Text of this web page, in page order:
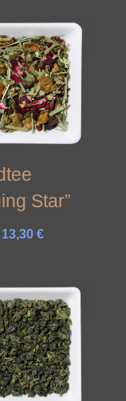
Star”
13,30€Preisspanne:
13,30 €